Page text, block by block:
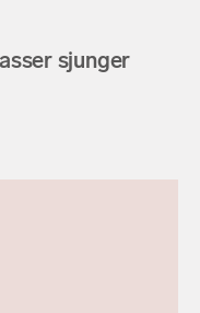
sjunger